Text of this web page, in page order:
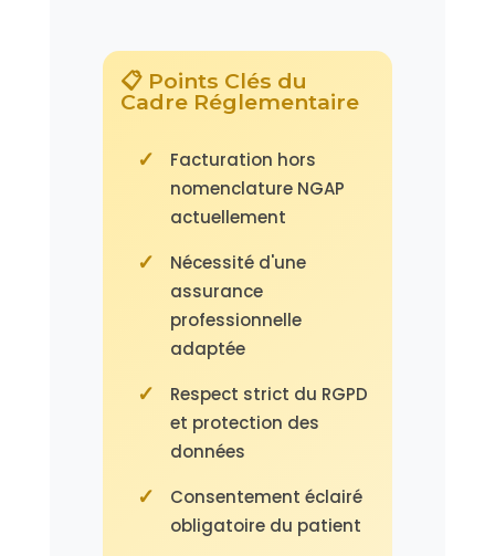
📋 Points Clés du
Cadre Réglementaire
Facturation hors
nomenclature NGAP
actuellement
Nécessité d'une
assurance
professionnelle
adaptée
Respect strict du RGPD
et protection des
données
Consentement éclairé
obligatoire du patient